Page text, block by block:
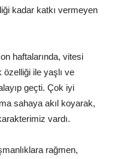
kadar katkı vermeyen
haftalarında, vitesi
özelliği ile yaşlı ve
geçti. Çok iyi
sahaya akıl koyarak,
vardı.
rağmen,